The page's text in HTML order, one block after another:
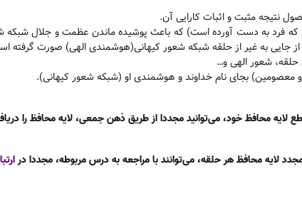
نتیجه مثبت و اثبات کارایی آن.
که فرد به دست آورده است) که باعث پوشیده ماندن عظمت و جلال شبکه
جایی به غیر از حلقه شبکه شعور کیهانی(هوشمندی الهی) صورت گرفته
حلقه، شعور الهی و…
معصومین) بجای نام خداوند و هوشمندی او (شبکه شعور کیهانی).
محافظ خود، می‌توانید مجددا از طریق ذهن جمعی، لایه محافظ را
لایه محافظ هر حلقه، می‌توانند با مراجعه به درس مربوطه، مجددا در